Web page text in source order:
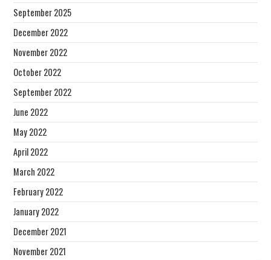
September 2025
December 2022
November 2022
October 2022
September 2022
June 2022
May 2022
April 2022
March 2022
February 2022
January 2022
December 2021
November 2021